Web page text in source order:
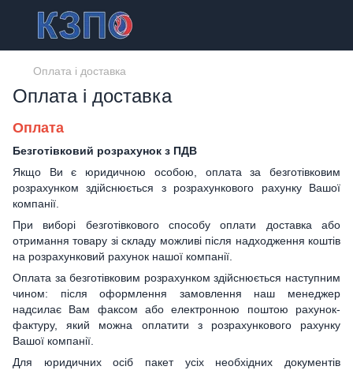
Оплата і доставка
Оплата і доставка
Оплата
Безготівковий розрахунок з ПДВ
Якщо Ви є юридичною особою, оплата за безготівковим
розрахунком здійснюється з розрахункового рахунку Вашої
компанії.
При виборі безготівкового способу оплати доставка або
отримання товару зі складу можливі після надходження коштів
на розрахунковий рахунок нашої компанії.
Оплата за безготівковим розрахунком здійснюється наступним
чином: після оформлення замовлення наш менеджер
надсилає Вам факсом або електронною поштою рахунок-
фактуру, який можна оплатити з розрахункового рахунку
Вашої компанії.
Для юридичних осіб пакет усіх необхідних документів